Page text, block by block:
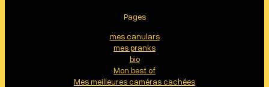
Pages
mes canulars
mes pranks
bio
Mon best of
Mes meilleures caméras cachées